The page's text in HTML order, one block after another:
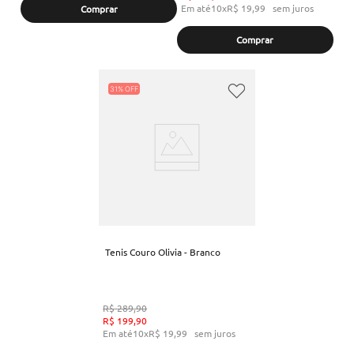
Comprar
Em até10xR$ 19,99 sem juros
Comprar
31%
Tenis Couro Olivia - Branco
R$289,90
R$ 199,90
Em até10xR$ 19,99 sem juros